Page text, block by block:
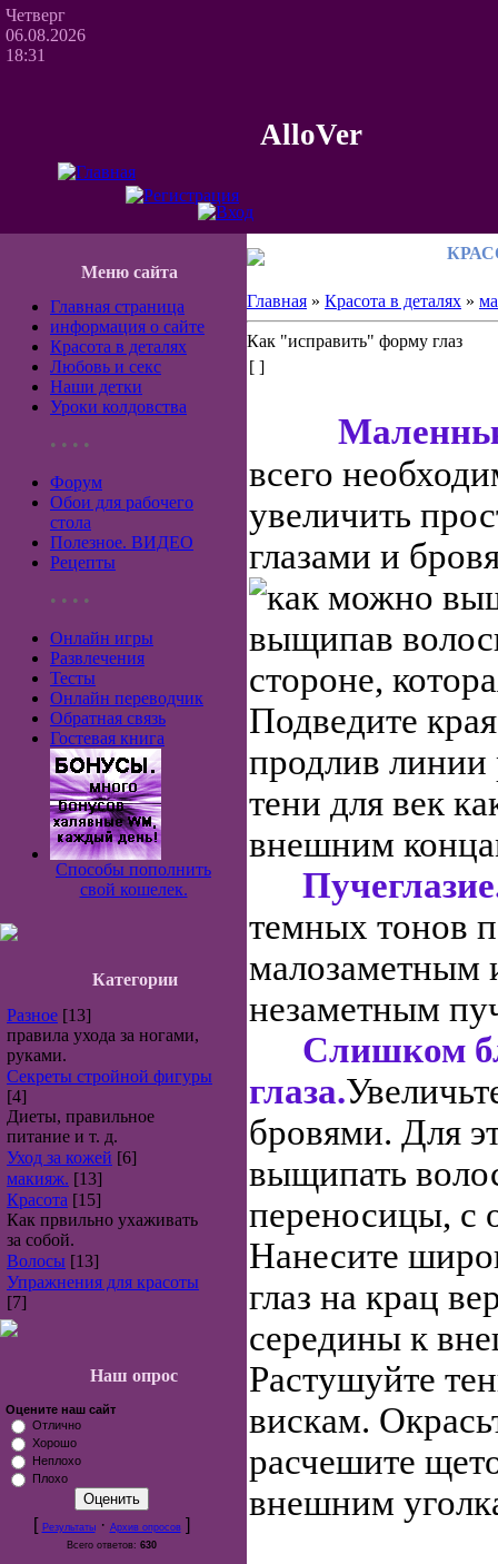
Четверг
06.08.2026
18:31
AlloVer
Меню сайта
Главная страница
информация о сайте
Красота в деталях
Любовь и секс
Наши детки
Уроки колдовства
• • • •
Форум
Обои для рабочего
стола
Полезное. ВИДЕО
Рецепты
• • • •
Онлайн игры
Развлечения
Тесты
Онлайн переводчик
Обратная связь
Гостевая книга
Способы пополнить
свой кошелек.
Категории
Разное [13]
правила ухода за ногами,
руками.
Секреты стройной фигуры
[4]
Диеты, правильное
питание и т. д.
Уход за кожей [6]
макияж. [13]
Красота [15]
Как првильно ухаживать
за собой.
Волосы [13]
Упражнения для красоты
[7]
Наш опрос
Оцените наш сайт
Отлично
Хорошо
Неплохо
Плохо
[ Результаты· Архив опросов]
Всего ответов: 630
Главная » Красота в деталях »
Как "исправить" форму глаз
[ ]
всего
увеличить
глазами и
как можно
выщипав
стороне,
Подведите
продлив линии
тени для век
внешним
темных тонов
малозаметным
незаметным
Слишком
глаза.
бровями. Для
выщипать
переносицы, с
Нанесите
глаз на крац
середины к
Растушуйте
вискам.
расчешите
внешним